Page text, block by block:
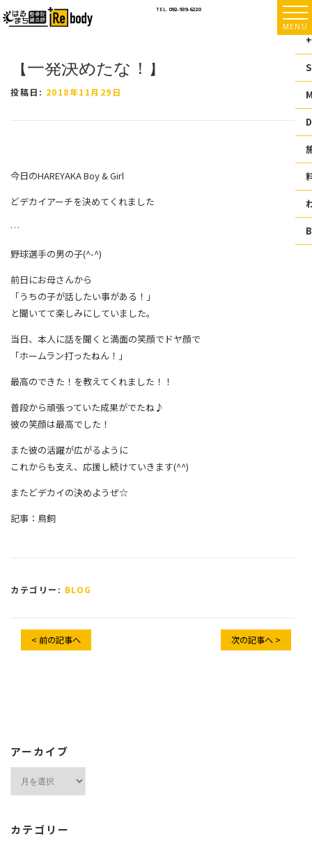
ン
TEL. 092-939-6220
MENU
【一発決めたな！】
投稿日: 2018年11月29日
今日のHAREYAKA Boy & Girl
どデカイアーチを決めてくれました
…
野球選手の男の子(^-^)
前日にお母さんから
「うちの子が話したい事がある！」
と聞いてて楽しみにしていました。
当日、本人に話を聞くと満面の笑顔でドヤ顔で
「ホームラン打ったねん！」
最高のできた！を教えてくれました！！
普段から頑張っていた成果がでたね♪
彼の笑顔は最高でした！
また彼の活躍が広がるように
これからも支え、応援し続けていきます(^^)
またどデカイの決めようぜ☆
記事：鳥飼
カテゴリー: BLOG
< 前の記事へ 次の記事へ >
アーカイブ
ブ
カテゴリー